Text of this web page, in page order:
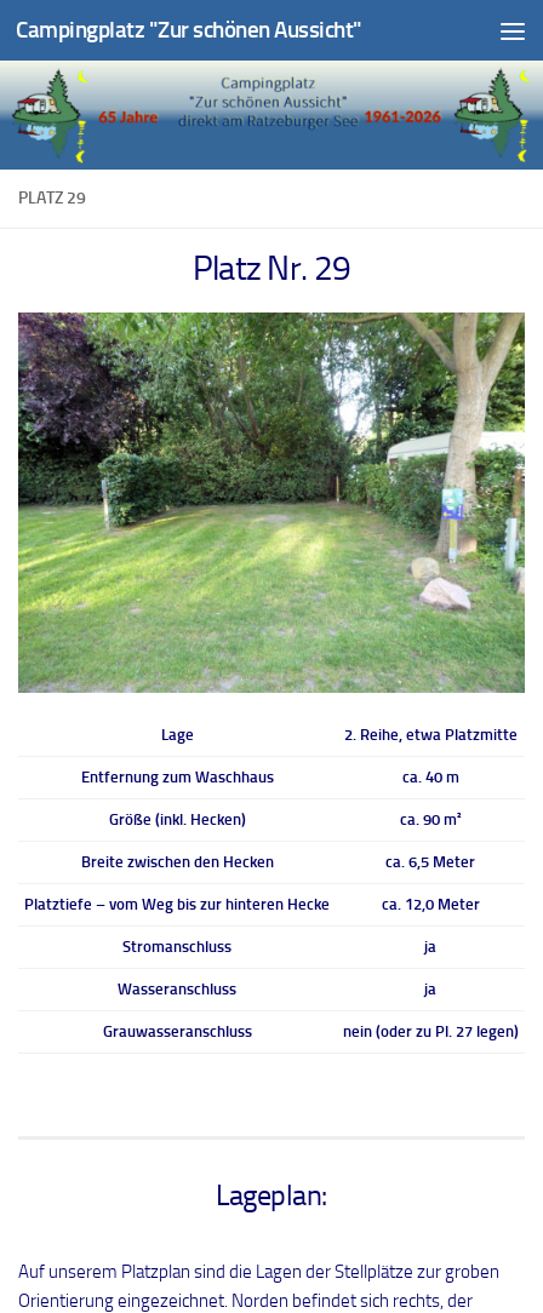
Unter dem Inhalt
Campingplatz "Zur schönen Aussicht"
PLATZ 29
Platz Nr. 29
Lage 2. Reihe, etwa Platzmitte
Entfernung zum Waschhaus ca. 40 m
Größe (inkl. Hecken) ca. 90 m²
Breite zwischen den Hecken ca. 6,5 Meter
Platztiefe – vom Weg bis zur hinteren Hecke ca. 12,0 Meter
Stromanschluss ja
Wasseranschluss ja
Grauwasseranschluss nein (oder zu Pl. 27 legen)
Lageplan:
Auf unserem Platzplan sind die Lagen der Stellplätze zur groben
Orientierung eingezeichnet. Norden befindet sich rechts, der